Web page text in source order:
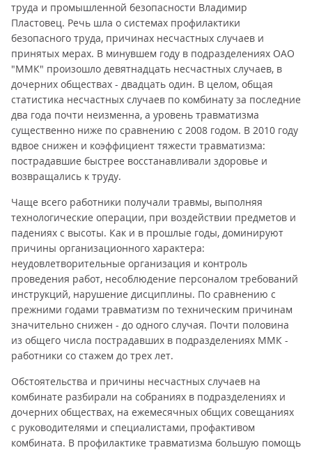
труда и промышленной безопасности Владимир
Пластовец. Речь шла о системах профилактики
безопасного труда, причинах несчастных случаев и
принятых мерах. В минувшем году в подразделениях ОАО
"ММК" произошло девятнадцать несчастных случаев, в
дочерних обществах - двадцать один. В целом, общая
статистика несчастных случаев по комбинату за последние
два года почти неизменна, а уровень травматизма
существенно ниже по сравнению с 2008 годом. В 2010 году
вдвое снижен и коэффициент тяжести травматизма:
пострадавшие быстрее восстанавливали здоровье и
возвращались к труду.
Чаще всего работники получали травмы, выполняя
технологические операции, при воздействии предметов и
падениях с высоты. Как и в прошлые годы, доминируют
причины организационного характера:
неудовлетворительные организация и контроль
проведения работ, несоблюдение персоналом требований
инструкций, нарушение дисциплины. По сравнению с
прежними годами травматизм по техническим причинам
значительно снижен - до одного случая. Почти половина
из общего числа пострадавших в подразделениях ММК -
работники со стажем до трех лет.
Обстоятельства и причины несчастных случаев на
комбинате разбирали на собраниях в подразделениях и
дочерних обществах, на ежемесячных общих совещаниях
с руководителями и специалистами, профактивом
комбината. В профилактике травматизма большую помощь